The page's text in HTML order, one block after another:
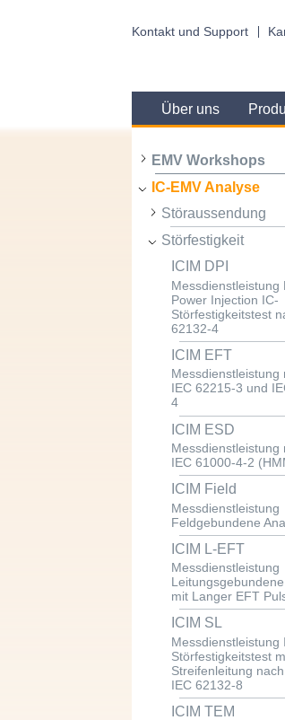
Kontakt und Support
Über uns
EMV Workshops
IC-EMV Analyse
Störaussendung
Störfestigkeit
ICIM DPI
Messdienstleistung
Power Injection IC-
Störfestigkeitstest
62132-4
ICIM EFT
Messdienstleistung
IEC 62215-3 und
4
ICIM ESD
Messdienstleistung
IEC 61000-4-2
ICIM Field
Messdienstleistung
Feldgebundene
ICIM L-EFT
Messdienstleistung
mit Langer EFT
ICIM SL
Messdienstleistung
Störfestigkeitstest
Streifenleitung nach
IEC 62132-8
ICIM TEM